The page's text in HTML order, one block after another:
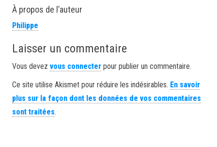
À propos de l’auteur
Philippe
Laisser un commentaire
Vous devez vous connecter pour publier un commentaire.
Ce site utilise Akismet pour réduire les indésirables. En savoir
plus sur la façon dont les données de vos commentaires
sont traitées.